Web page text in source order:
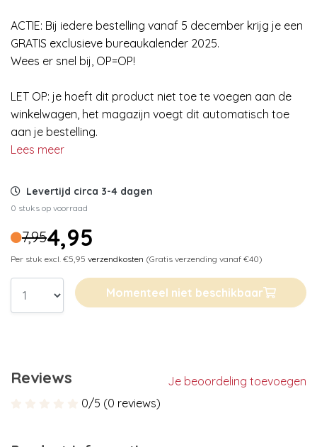
ACTIE: Bij iedere bestelling vanaf 5 december krijg je een
GRATIS exclusieve bureaukalender 2025.
Wees er snel bij, OP=OP!
LET OP: je hoeft dit product niet toe te voegen aan de
winkelwagen, het magazijn voegt dit automatisch toe
aan je bestelling.
Lees meer
Levertijd circa 3-4 dagen
0 stuks op voorraad
7,954,95
Per stuk excl. €5,95 verzendkosten (Gratis verzending vanaf €40)
Momenteel niet beschikbaar
Reviews
Je beoordeling toevoegen
0/5 (0 reviews)